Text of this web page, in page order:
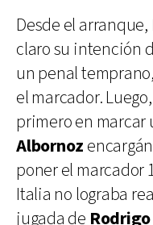
Desde el arranque,
claro su intención
un penal
el marcador. Luego,
primero en marcar
Albornoz
poner el marcador
Italia no lograba
jugada de